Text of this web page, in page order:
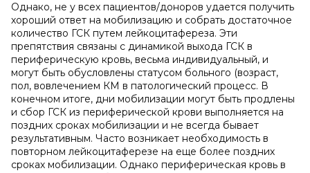
Однако, не у всех пациентов/доноров удается получить
хороший ответ на мобилизацию и собрать достаточное
количество ГСК путем лейкоцитафереза. Эти
препятствия связаны с динамикой выхода ГСК в
периферическую кровь, весьма индивидуальный, и
могут быть обусловлены статусом больного (возраст,
пол, вовлечением КМ в патологический процесс. В
конечном итоге, дни мобилизации могут быть продлены
и сбор ГСК из периферической крови выполняется на
поздних сроках мобилизации и не всегда бывает
результативным. Часто возникает необходимость в
повторном лейкоцитаферезе на еще более поздних
сроках мобилизации. Однако периферическая кровь в